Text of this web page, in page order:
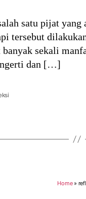
satu pijat
tersebut
sekali
dan […]
Home»